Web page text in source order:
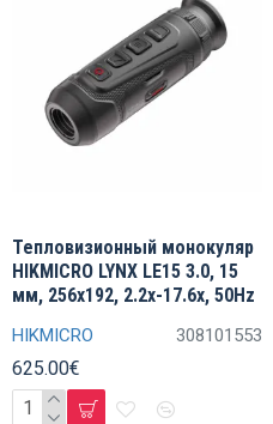
HIKMICRO 308101553
Тепловизионный монокуляр
HIKMICRO LYNX LE15 3.0, 15
мм, 256x192, 2.2x-17.6x, 50Hz
625.00€